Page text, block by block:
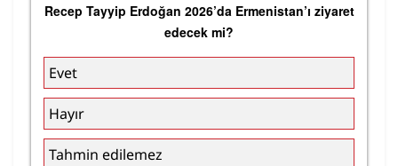
Recep Tayyip Erdoğan 2026’da Ermenistan’ı ziyaret
edecek mi?
Evet
Hayır
Tahmin edilemez